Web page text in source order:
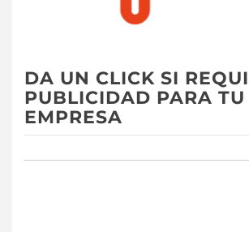
DA UN CLICK SI
PUBLICIDAD PARA TU
EMPRESA